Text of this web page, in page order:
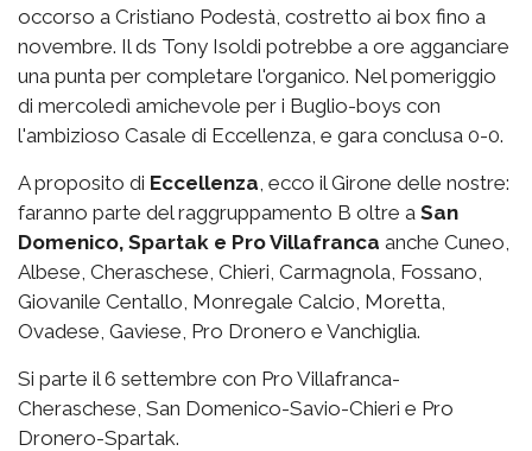
occorso a Cristiano Podestà, costretto ai box fino a
novembre. Il ds Tony Isoldi potrebbe a ore agganciare
una punta per completare l'organico. Nel pomeriggio
di mercoledì amichevole per i Buglio-boys con
l'ambizioso Casale di Eccellenza, e gara conclusa 0-0.
A proposito di Eccellenza, ecco il Girone delle nostre:
faranno parte del raggruppamento B oltre a San
Domenico, Spartak e Pro Villafranca anche Cuneo,
Albese, Cheraschese, Chieri, Carmagnola, Fossano,
Giovanile Centallo, Monregale Calcio, Moretta,
Ovadese, Gaviese, Pro Dronero e Vanchiglia.
Si parte il 6 settembre con Pro Villafranca-
Cheraschese, San Domenico-Savio-Chieri e Pro
Dronero-Spartak.